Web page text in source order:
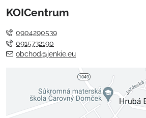
KOICentrum
0904290539
0915732190
obchod@jenkie.eu
Externý obsah je blokovaný
Voľbami súkromia